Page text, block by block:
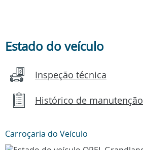
Estado do veículo
Inspeção técnica
Histórico de manutenção
Carroçaria do Veículo